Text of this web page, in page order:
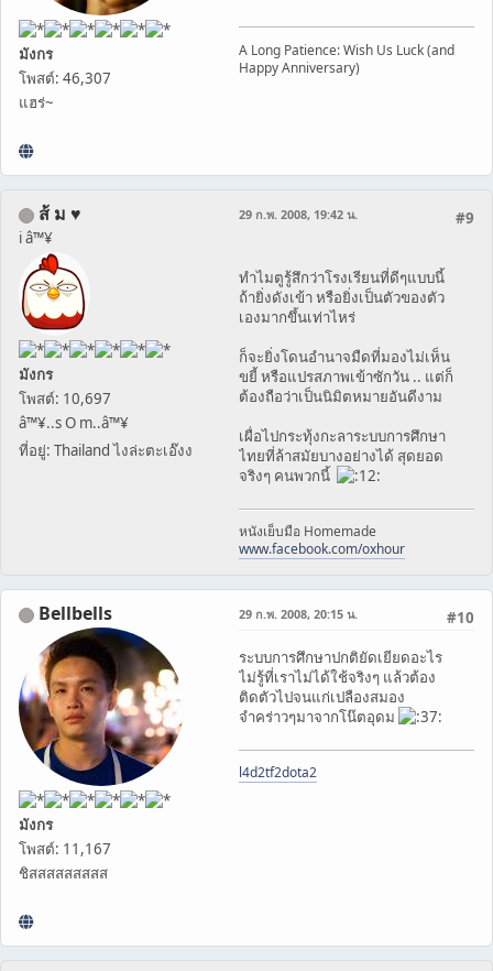
มังกร
โพสต์: 46,307
แฮร่~
A Long Patience: Wish Us Luck (and
Happy Anniversary)
ส้ ม ♥
i â™¥
มังกร
โพสต์: 10,697
â™¥..s O m..â™¥
ที่อยู่: Thailand ไงล่ะตะเอ๊งง
#9
29 ก.พ. 2008, 19:42 น.
ทำไมตูรู้สึกว่าโรงเรียนที่ดีๆแบบนี้
ถ้ายิ่งดังเข้า หรือยิ่งเป็นตัวของตัว
เองมากขึ้นเท่าไหร่
ก็จะยิ่งโดนอำนาจมืดที่มองไม่เห็น
ขยี้ หรือแปรสภาพเข้าซักวัน .. แต่ก็
ต้องถือว่าเป็นนิมิตหมายอันดีงาม
เผื่อไปกระทุ้งกะลาระบบการศึกษา
ไทยที่ล้าสมัยบางอย่างได้ สุดยอด
จริงๆ คนพวกนี้
หนังเย็บมือ Homemade
www.facebook.com/oxhour
Bellbells
มังกร
โพสต์: 11,167
ชิสสสสสสสสส
#10
29 ก.พ. 2008, 20:15 น.
ระบบการศึกษาปกติยัดเยียดอะไร
ไม่รู้ที่เราไม่ได้ใช้จริงๆ แล้วต้อง
ติดตัวไปจนแก่เปลืองสมอง
จำคร่าวๆมาจากโน๊ตอุดม
l4d2tf2dota2